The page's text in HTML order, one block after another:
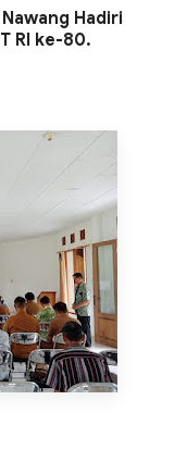
Hadiri
RI ke-80.